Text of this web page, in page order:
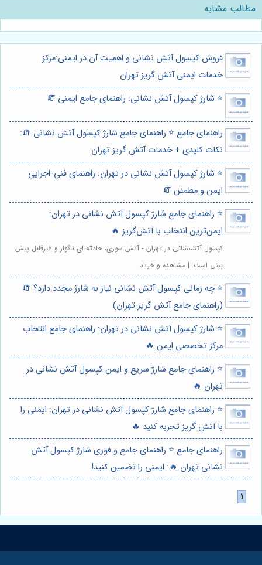
مطالب مشابه
فروش کپسول آتش نشانی و اهمیت آن در ایمنی:مرکز
خدمات ایمنی آتش گریز تهران
⭐️ شارژ کپسول آتش نشانی: راهنمای جامع ایمنی 🧯
راهنمای جامع ⭐️ راهنمای جامع شارژ کپسول آتش نشانی 🧯:
نکات کلیدی + خدمات آتش گریز تهران
⭐️ شارژ کپسول آتش نشانی در تهران: راهنمای فنی-اجرایی
ایمن و مطمئن 🧯
⭐️ راهنمای جامع شارژ کپسول آتش نشانی در تهران:
ایمن‌ترین انتخاب با آتش‌گریز 🔥
کپسول آتشنشانی در تهران - آتش سوزی، حادثه ای ناگوار و غیرقابل پیش
بینی است. | مشاهده و خرید
⭐️ چه زمانی کپسول آتش نشانی نیاز به شارژ مجدد دارد؟ 🧯
(راهنمای جامع آتش گریز تهران)
⭐️ شارژ کپسول آتش نشانی در تهران: راهنمای جامع انتخاب
مرکز تخصصی ایمن 🔥
⭐️ راهنمای جامع شارژ سریع و ایمن کپسول آتش نشانی در
تهران 🔥
⭐️ راهنمای جامع شارژ کپسول آتش نشانی در تهران: ایمنی را
با آتش گریز تجربه کنید 🔥
راهنمای جامع ⭐️ راهنمای جامع و فوری شارژ کپسول آتش
نشانی تهران 🔥: ایمنی را تضمین کنید!